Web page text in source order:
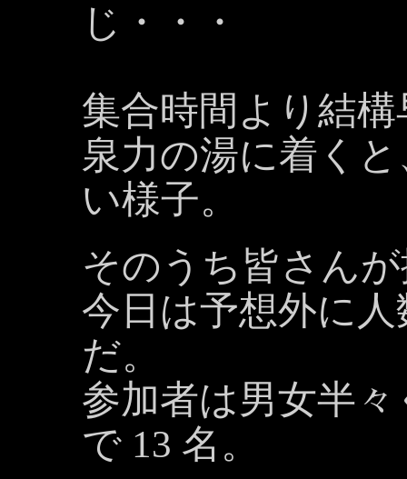
じ・・・
集合時間より結
泉力の湯に着く
い様子。
そのうち皆さん
今日は予想外に
だ。
参加者は男女半
で 13 名。